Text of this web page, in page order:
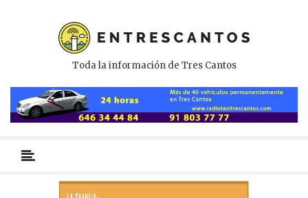
Toda la información de Tres Cantos
primario